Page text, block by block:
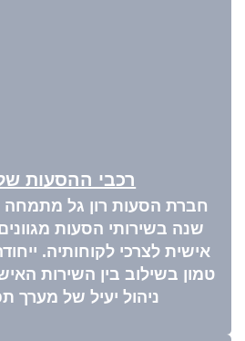
רכבי ההסעות
שנה בשירותי הסעות
אישית לצרכי לקוחותיה.
טמון בשילוב בין השירות
ניהול יעיל של מערך